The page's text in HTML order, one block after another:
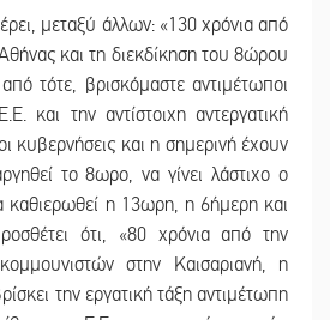
μεταξύ άλλων: «130 χρόνια από
και τη διεκδίκηση του 8ώρου
τότε, βρισκόμαστε αντιμέτωποι
και την αντίστοιχη αντεργατική
κυβερνήσεις και η σημερινή έχουν
το 8ωρο, να γίνει λάστιχο ο
καθιερωθεί η 13ωρη, η 6ήμερη και
ότι, «80 χρόνια από την
στην Καισαριανή, η
την εργατική τάξη αντιμέτωπη